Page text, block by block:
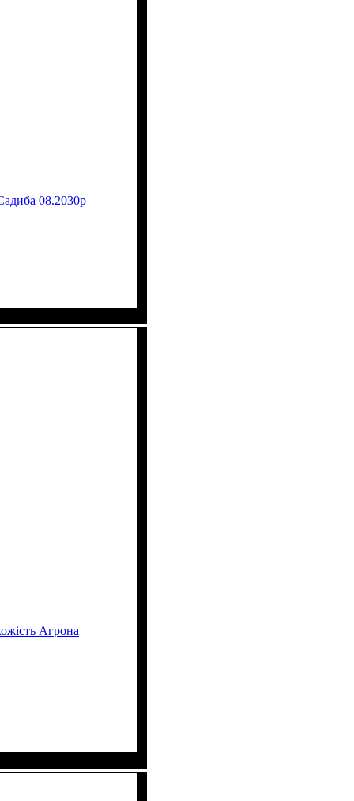
08.2030р
Агрона